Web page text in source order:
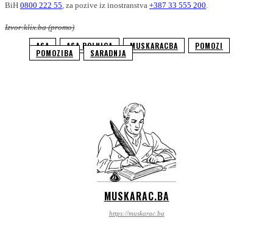
BiH 0800 222 55, za pozive iz inostranstva +387 33 555 200.
Izvor:klix.ba (promo)
ASA ASA BOLNICA MUSKARACBA POMOZI
POMOZIBA SARADNJA
MUSKARAC.BA
https://muskarac.ba